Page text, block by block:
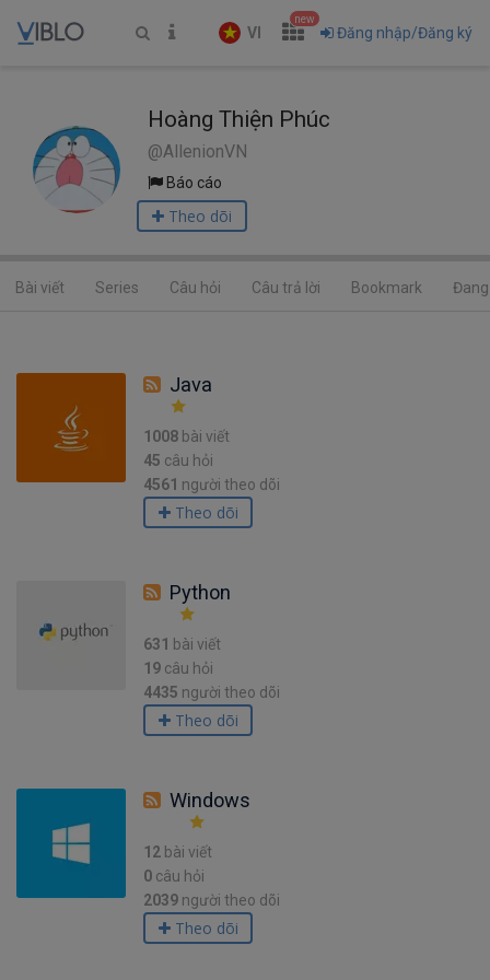
VI
new
Đăng nhập/Đăng ký
Hoàng Thiện Phúc
@AllenionVN
Báo cáo
Theo dõi
Bài viết Series Câu hỏi Câu trả lời Bookmark
Java
1008 bài viết
45 câu hỏi
4561 người theo dõi
Theo dõi
Python
631 bài viết
19 câu hỏi
4435 người theo dõi
Theo dõi
Windows
12 bài viết
0 câu hỏi
2039 người theo dõi
Theo dõi